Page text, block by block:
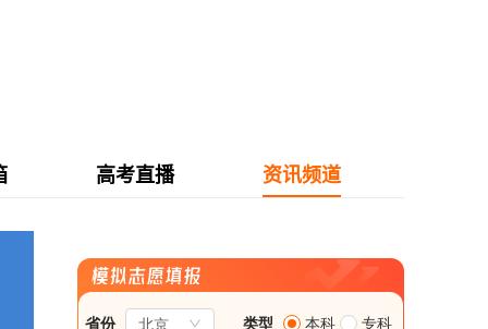
高考直播 资讯频道